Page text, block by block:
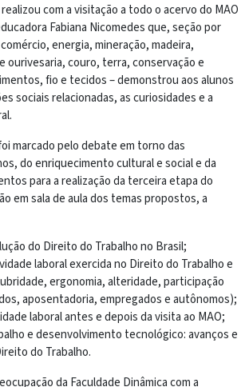
com a visitação a todo o acervo do MAO
Fabiana Nicomedes que, seção por
energia, mineração, madeira,
ourivesaria, couro, terra, conservação e
fio e tecidos – demonstrou aos alunos
sociais relacionadas, as curiosidades e a
marcado pelo debate em torno das
do enriquecimento cultural e social e da
para a realização da terceira etapa do
em sala de aula dos temas propostos, a
do Direito do Trabalho no Brasil;
laboral exercida no Direito do Trabalho e
ergonomia, alteridade, participação
aposentadoria, empregados e autônomos);
laboral antes e depois da visita ao MAO;
e desenvolvimento tecnológico: avanços e
do Trabalho.
da Faculdade Dinâmica com a